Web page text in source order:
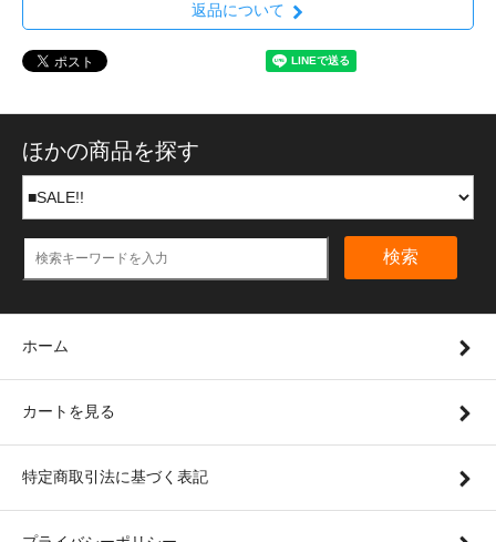
返品について
ほかの商品を探す
検索
ホーム
カートを見る
特定商取引法に基づく表記